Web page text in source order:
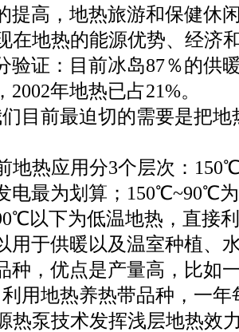
提高，地热旅游和保健休
地热的能源优势、经济
验证：目前冰岛87％的供
2002年地热已占21%。
前最迫切的需要是把地
热应用分3个层次：150℃
电最为划算；150℃~90℃
以下为低温地热，直接
用于供暖以及温室种植、
种，优点是产量高，比如
用地热养热带品种，一
泵技术发挥浅层地热效